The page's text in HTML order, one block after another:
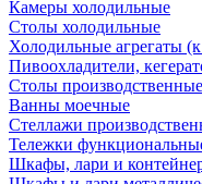
Камеры холодильные
Столы холодильные
Холодильные агрегаты
Пивоохладители,
Столы производственные
Ванны моечные
Стеллажи
Тележки
Шкафы, лари и